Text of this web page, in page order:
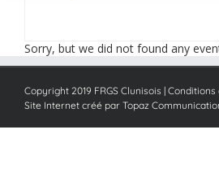
Sorry, but we did not found any
Copyright 2019 FRGS Clunisois | Conditions
Site Internet créé par Topaz